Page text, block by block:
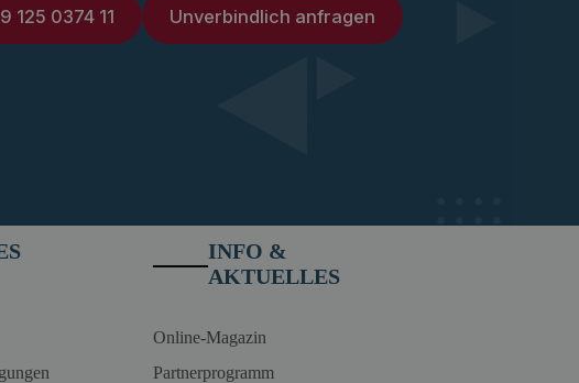
125 0374 11 Unverbindlich anfragen
INFO &
AKTUELLES
Online-Magazin
Partnerprogramm